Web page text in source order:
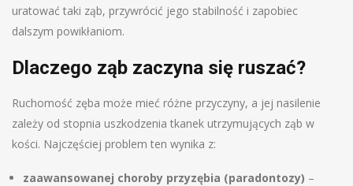
uratować taki ząb, przywrócić jego stabilność i zapobiec
dalszym powikłaniom.
Dlaczego ząb zaczyna się ruszać?
Ruchomość zęba może mieć różne przyczyny, a jej nasilenie
zależy od stopnia uszkodzenia tkanek utrzymujących ząb w
kości. Najczęściej problem ten wynika z:
zaawansowanej choroby przyzębia (paradontozy) –